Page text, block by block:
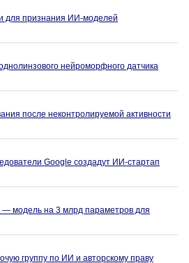
для признания ИИ-моделей
нейроморфного датчика
после неконтролируемой активности
Google создадут ИИ-стартап
— модель на 3 млрд параметров для
группу по ИИ и авторскому праву